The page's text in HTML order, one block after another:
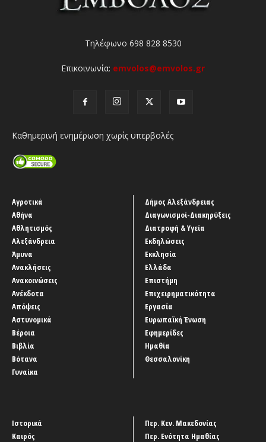
Τηλέφωνο 698 828 8530
Επικοινωνία: emvolos@emvolos.gr
Καθημερινή ενημέρωση χωρίς υπερβολές
Αγροτικά
Αθήνα
Αθλητισμός
Αλεξάνδρεια
Άμυνα
Ανακλήσεις
Ανακοινώσεις
Ανέκδοτα
Απόψεις
Αστυνομικά
Βέροια
Βιβλία
Βότανα
Γυναίκα
Δήμος Αλεξάνδρειας
Διαγωνισμοί-Διακηρύξεις
Διατροφή & Υγεία
Εκδηλώσεις
Εκκλησία
Ελλάδα
Επιστήμη
Επιχειρηματικότητα
Εργασία
Ευρωπαϊκή Ένωση
Εφημερίδες
Ημαθία
Θεσσαλονίκη
Ιστορικά
Καιρός
Περ. Κεν. Μακεδονίας
Περ. Ενότητα Ημαθίας